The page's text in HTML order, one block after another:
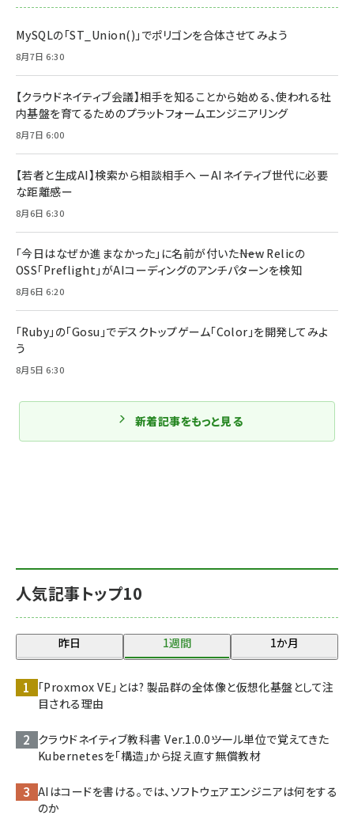
人気記事トップ10
昨日 1週間 1か月
「Proxmox VE」とは? 製品群の全体像と仮想化基盤として注
目される理由
クラウドネイティブ教科書 Ver.1.0.0――ツール単位で覚えてきた
Kubernetesを「構造」から捉え直す無償教材
AIはコードを書ける。では、ソフトウェアエンジニアは何をする
のか
MySQLの「ST_Union()」でポリゴンを合体させてみよう
8月7日 6:30
【クラウドネイティブ会議】相手を知ることから始める、使われる社
内基盤を育てるためのプラットフォームエンジニアリング
8月7日 6:00
【若者と生成AI】検索から相談相手へ ーAIネイティブ世代に必要
な距離感ー
8月6日 6:30
「今日はなぜか進まなかった」に名前が付いた――New Relicの
OSS「Preflight」がAIコーディングのアンチパターンを検知
8月6日 6:20
「Ruby」の「Gosu」でデスクトップゲーム「Color」を開発してみよ
う
8月5日 6:30
新着記事をもっと見る